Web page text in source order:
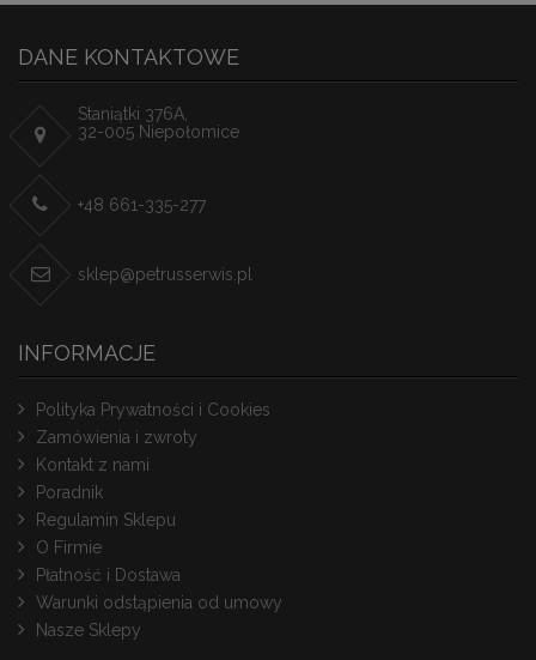
DANE KONTAKTOWE
Staniątki 376A,
32-005 Niepołomice
+48 661-335-277
sklep@petrusserwis.pl
INFORMACJE
Polityka Prywatności i Cookies
Zamówienia i zwroty
Kontakt z nami
Poradnik
Regulamin Sklepu
O Firmie
Płatność i Dostawa
Warunki odstąpienia od umowy
Nasze Sklepy